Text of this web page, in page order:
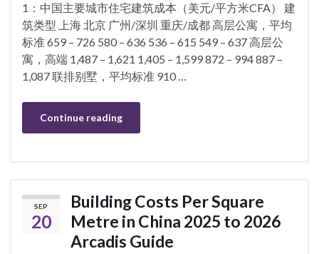
1：中国主要城市住宅建筑成本（美元/平方米CFA） 建
筑类型 上海 北京 广州/深圳 重庆/成都 高层公寓，平均
标准 659 – 726 580 – 636 536 – 615 549 – 637 高层公
寓，高端 1,487 – 1,621 1,405 – 1,599 872 – 994 887 –
1,087 联排别墅，平均标准 910 …
Continue reading
SEP
20
Building Costs Per Square
Metre in China 2025 to 2026
Arcadis Guide